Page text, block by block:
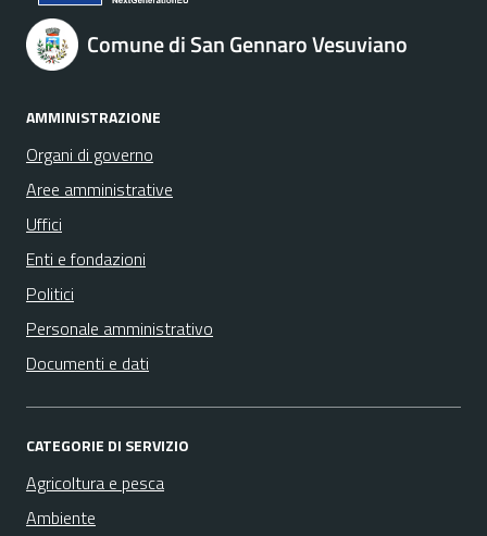
Comune di San Gennaro Vesuviano
AMMINISTRAZIONE
Organi di governo
Aree amministrative
Uffici
Enti e fondazioni
Politici
Personale amministrativo
Documenti e dati
CATEGORIE DI SERVIZIO
Agricoltura e pesca
Ambiente